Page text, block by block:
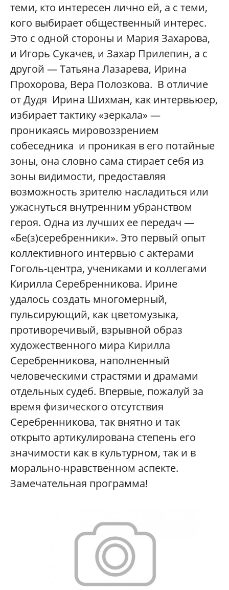
теми, кто интересен лично ей, а с теми,
кого выбирает общественный интерес.
Это с одной стороны и Мария Захарова,
и Игорь Сукачев, и Захар Прилепин, а с
другой — Татьяна Лазарева, Ирина
Прохорова, Вера Полозкова. В отличие
от Дудя Ирина Шихман, как интервьюер,
избирает тактику «зеркала» —
проникаясь мировоззрением
собеседника и проникая в его потайные
зоны, она словно сама стирает себя из
зоны видимости, предоставляя
возможность зрителю насладиться или
ужаснуться внутренним убранством
героя. Одна из лучших ее передач —
«Бе(з)серебренники». Это первый опыт
коллективного интервью с актерами
Гоголь-центра, учениками и коллегами
Кирилла Серебренникова. Ирине
удалось создать многомерный,
пульсирующий, как цветомузыка,
противоречивый, взрывной образ
художественного мира Кирилла
Серебренникова, наполненный
человеческими страстями и драмами
отдельных судеб. Впервые, пожалуй за
время физического отсутствия
Серебренникова, так внятно и так
открыто артикулирована степень его
значимости как в культурном, так и в
морально-нравственном аспекте.
Замечательная программа!